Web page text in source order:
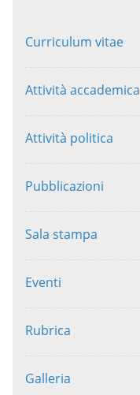
Curriculum vitae
Attività accademica
Attività politica
Pubblicazioni
Sala stampa
Eventi
Rubrica
Galleria